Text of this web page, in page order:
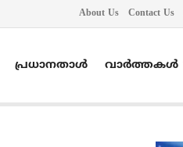
About Us Contact Us
പ്രധാനതാൾ വാർത്തകൾ